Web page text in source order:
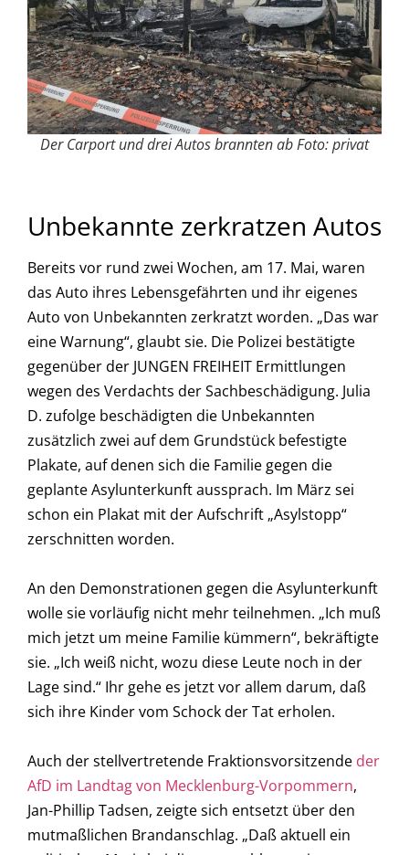
Der Carport und drei Autos brannten ab Foto: privat
Unbekannte zerkratzen Autos
Bereits vor rund zwei Wochen, am 17. Mai, waren
das Auto ihres Lebensgefährten und ihr eigenes
Auto von Unbekannten zerkratzt worden. „Das war
eine Warnung“, glaubt sie. Die Polizei bestätigte
gegenüber der JUNGEN FREIHEIT Ermittlungen
wegen des Verdachts der Sachbeschädigung. Julia
D. zufolge beschädigten die Unbekannten
zusätzlich zwei auf dem Grundstück befestigte
Plakate, auf denen sich die Familie gegen die
geplante Asylunterkunft aussprach. Im März sei
schon ein Plakat mit der Aufschrift „Asylstopp“
zerschnitten worden.
An den Demonstrationen gegen die Asylunterkunft
wolle sie vorläufig nicht mehr teilnehmen. „Ich muß
mich jetzt um meine Familie kümmern“, bekräftigte
sie. „Ich weiß nicht, wozu diese Leute noch in der
Lage sind.“ Ihr gehe es jetzt vor allem darum, daß
sich ihre Kinder vom Schock der Tat erholen.
Auch der stellvertretende Fraktionsvorsitzende der
AfD im Landtag von Mecklenburg-Vorpommern,
Jan-Phillip Tadsen, zeigte sich entsetzt über den
mutmaßlichen Brandanschlag. „Daß aktuell ein